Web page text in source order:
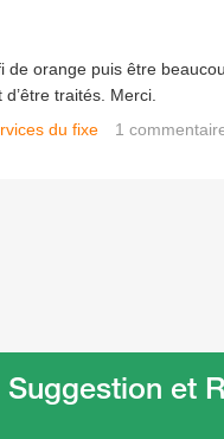
de orange puis être
traités. Merci.
du fixe 1
et